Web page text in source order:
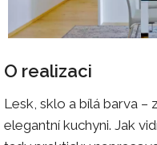
O realizaci
Lesk, sklo a bílá barva
elegantní kuchyni. Jak